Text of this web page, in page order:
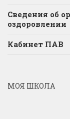
Сведения об
оздоровлении
Кабинет ПАВ
МОЯ ШКОЛА